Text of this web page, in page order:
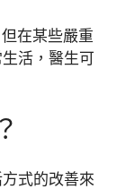
在某些嚴重
活，醫生可
式的改善來